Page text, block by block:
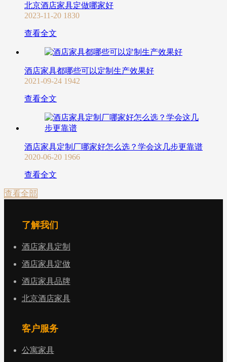
北京酒店家具定做哪家好
2023-11-20 1830
查看全文
酒店家具都哪些可以定制生产效果好
2021-09-24 1942
查看全文
酒店家具定制厂哪家好怎么选？学会这几步更靠谱
2020-06-20 1966
查看全文
查看全部
了解我们
酒店家具定制
酒店家具定做
酒店家具品牌
北京酒店家具
客户服务
公寓家具